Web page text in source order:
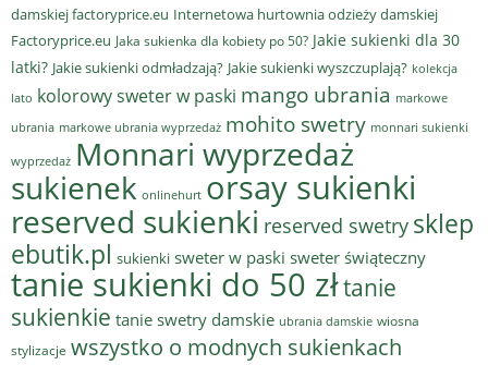
damskiej factoryprice.eu Internetowa hurtownia odzieży damskiej
Factoryprice.eu Jaka sukienka dla kobiety po 50? Jakie sukienki dla 30
latki? Jakie sukienki odmładzają? Jakie sukienki wyszczuplają? kolekcja
lato kolorowy sweter w paski mango ubrania markowe
ubrania markowe ubrania wyprzedaż mohito swetry monnari sukienki
wyprzedaż Monnari wyprzedaż
sukienek onlinehurt orsay sukienki
reserved sukienki reserved swetry sklep
ebutik.pl sukienki sweter w paski sweter świąteczny
tanie sukienki do 50 złtanie
sukienkie tanie swetry damskie ubrania damskie wiosna
stylizacje wszystko o modnych sukienkach